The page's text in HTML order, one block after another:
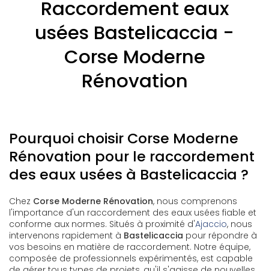
Raccordement eaux
usées Bastelicaccia -
Corse Moderne
Rénovation
Pourquoi choisir Corse Moderne
Rénovation pour le raccordement
des eaux usées à Bastelicaccia ?
Chez Corse Moderne Rénovation, nous comprenons
l'importance d'un raccordement des eaux usées fiable et
conforme aux normes. Situés à proximité d'Ajaccio, nous
intervenons rapidement à Bastelicaccia pour répondre à
vos besoins en matière de raccordement. Notre équipe,
composée de professionnels expérimentés, est capable